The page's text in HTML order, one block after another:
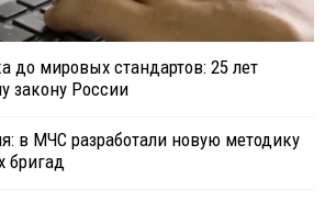
до мировых стандартов: 25 лет
закону России
в МЧС разработали новую методику
бригад